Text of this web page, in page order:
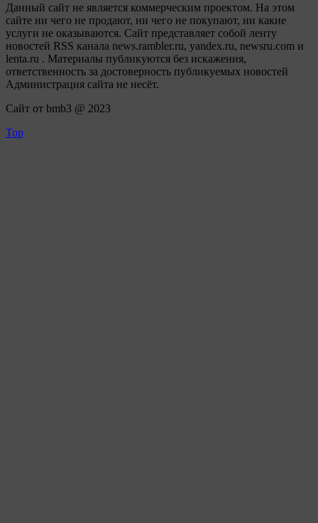
Данный сайт не является коммерческим проектом. На этом
сайте ни чего не продают, ни чего не покупают, ни какие
услуги не оказываются. Сайт представляет собой ленту
новостей RSS канала news.rambler.ru, yandex.ru, newsru.com и
lenta.ru . Материалы публикуются без искажения,
ответственность за достоверность публикуемых новостей
Администрация сайта не несёт.
Сайт от bmb3 @ 2023
Top